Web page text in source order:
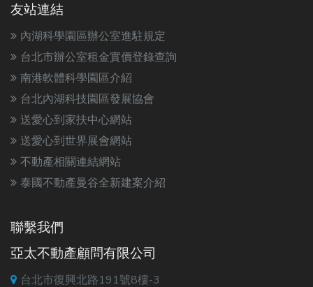
友站連結
內湖科學園區辦公室進駐規定
台北市辦公室租金實價登錄查詢
南港軟體科學園區介紹
台北內湖科技園區發展協會
送愛心到家扶中心網站
送愛心到世界展會網站
不動產相關連結網站
泰國不動產曼谷全新建案介紹
聯繫我們
亞太不動產顧問有限公司
台北市復興北路191號8樓-3